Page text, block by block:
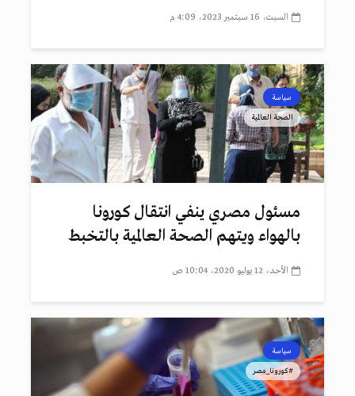
السبت، 16 سبتمبر 2023، 4:09 م
سياسة
الصحة العالمية
مسئول مصري ينفي انتقال كورونا
بالهواء ويتهم الصحة العالمية بالتخبط
الأحد، 12 يوليو 2020، 10:04 ص
سياسة
#كورونا_مصر